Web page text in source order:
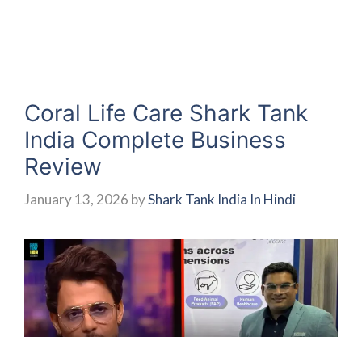
Coral Life Care Shark Tank
India Complete Business
Review
January 13, 2026 byShark Tank India In Hindi